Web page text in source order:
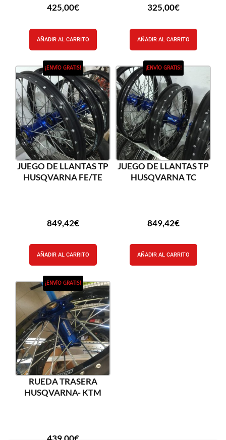
425,00€
AÑADIR AL CARRITO
325,00€
AÑADIR AL CARRITO
¡ENVÍO GRATIS!
JUEGO DE LLANTAS TP
HUSQVARNA FE/TE
849,42€
AÑADIR AL CARRITO
¡ENVÍO GRATIS!
JUEGO DE LLANTAS TP
HUSQVARNA TC
849,42€
AÑADIR AL CARRITO
¡ENVÍO GRATIS!
RUEDA TRASERA
HUSQVARNA- KTM